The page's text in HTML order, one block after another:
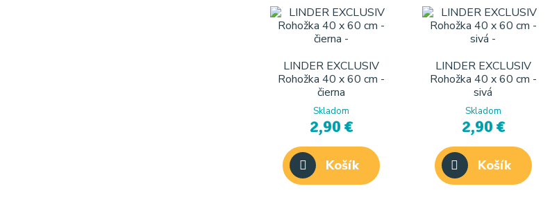
LINDER EXCLUSIV
Rohožka 40 x 60 cm -
čierna
Skladom
2,90 €
Košík
LINDER EXCLUSIV
Rohožka 40 x 60 cm -
sivá
Skladom
2,90 €
Košík